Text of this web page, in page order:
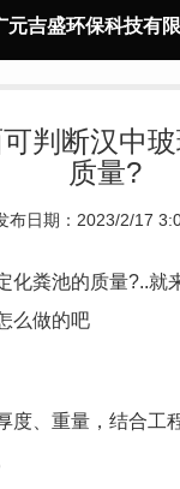
元吉盛环保科技有
判断汉中
质量?
布日期：2023/2/17
化粪池的质量?..就
么做的吧
度、重量，结合工